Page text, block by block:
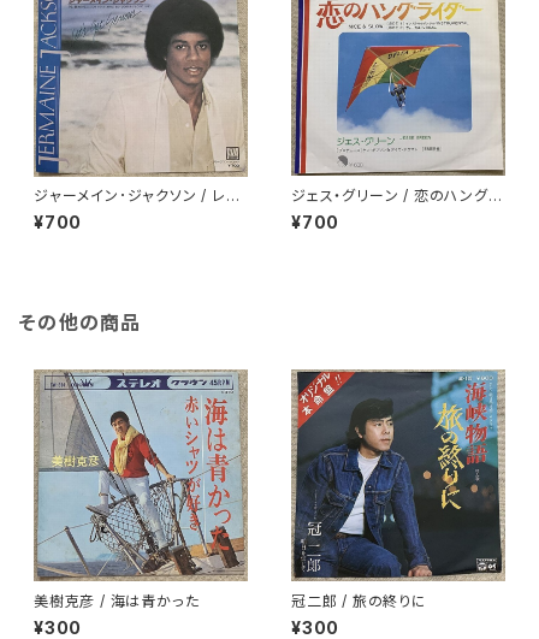
ジャーメイン･ジャクソン / レッ
ツ･ゲット・シーリアス
¥700
ジェス・グリーン / 恋のハングラ
イダー
¥700
その他の商品
美樹克彦 / 海は青かった
¥300
冠二郎 / 旅の終りに
¥300